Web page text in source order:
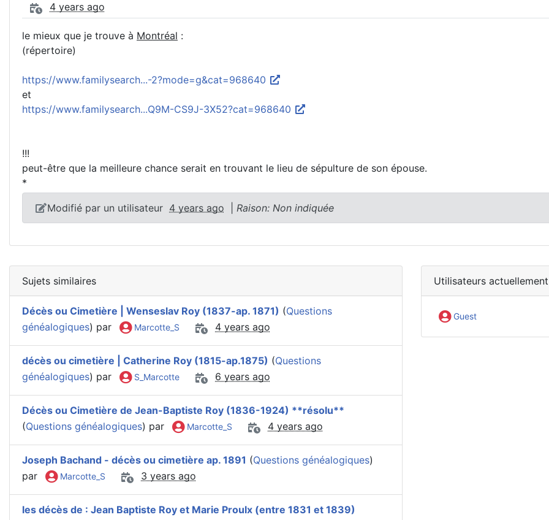
4 years ago
le mieux que je trouve à Montréal :
(répertoire)
https://www.familysearch...-2?mode=g&cat=968640
et
https://www.familysearch...Q9M-CS9J-3X52?cat=968640
!!!
peut-être que la meilleure chance serait en trouvant le lieu de sépulture de son épouse.
*
Modifié par un utilisateur 4 years ago Raison: Non indiquée
Sujets similaires
Décès ou Cimetière | Wenseslav Roy (1837-ap. 1871) (Questions
généalogiques) par Marcotte_S 4 years ago
décès ou cimetière | Catherine Roy (1815-ap.1875) (Questions
généalogiques) par S_Marcotte 6 years ago
Décès ou Cimetière de Jean-Baptiste Roy (1836-1924) **résolu**
(Questions généalogiques) par Marcotte_S 4 years ago
Joseph Bachand - décès ou cimetière ap. 1891 (Questions généalogiques)
par
Marcotte_S 3 years ago
les décès de : Jean Baptiste Roy et Marie Proulx (entre 1831 et 1839)
Utilisateurs
Guest